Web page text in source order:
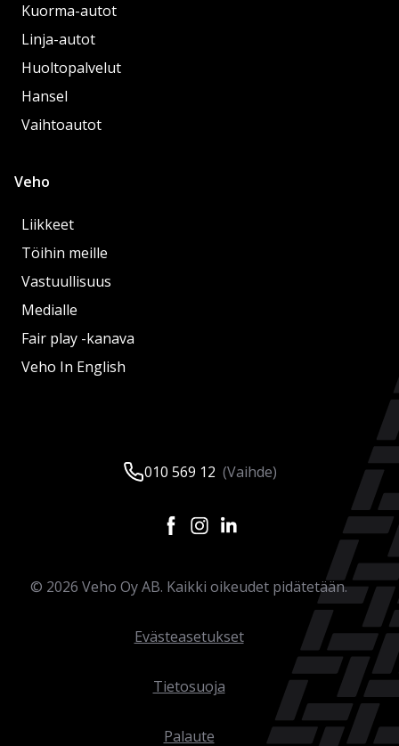
Kuorma-autot
Linja-autot
Huoltopalvelut
Hansel
Vaihtoautot
Veho
Liikkeet
Töihin meille
Vastuullisuus
Medialle
Fair play -kanava
Veho In English
010 569 12 (Vaihde)
© 2026 Veho Oy AB. Kaikki oikeudet pidätetään.
Evästeasetukset
Tietosuoja
Palaute